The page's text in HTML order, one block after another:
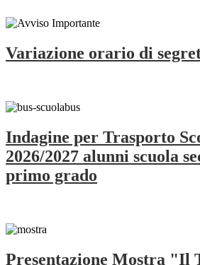
Variazione orario di
Indagine per Trasporto
2026/2027 alunni scuola
primo grado
Presentazione Mostra "Il